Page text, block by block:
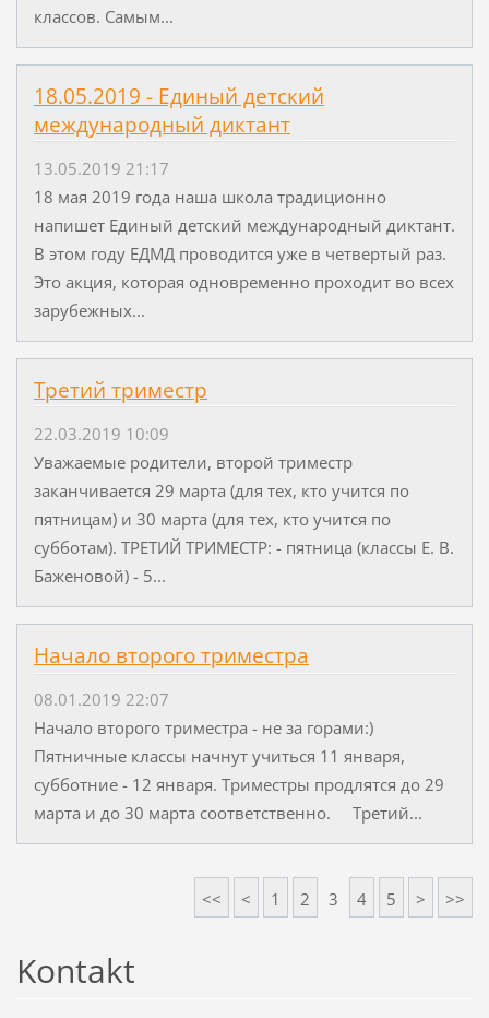
классов. Самым...
18.05.2019 - Единый детский
международный диктант
13.05.2019 21:17
18 мая 2019 года наша школа традиционно
напишет Единый детский международный диктант.
В этом году ЕДМД проводится уже в четвертый раз.
Это акция, которая одновременно проходит во всех
зарубежных...
Третий триместр
22.03.2019 10:09
Уважаемые родители, второй триместр
заканчивается 29 марта (для тех, кто учится по
пятницам) и 30 марта (для тех, кто учится по
субботам). ТРЕТИЙ ТРИМЕСТР: - пятница (классы Е. В.
Баженовой) - 5...
Начало второго триместра
08.01.2019 22:07
Начало второго триместра - не за горами:)
Пятничные классы начнут учиться 11 января,
субботние - 12 января. Триместры продлятся до 29
марта и до 30 марта соответственно. Третий...
<< < 1 2 3 4 5 > >>
Kontakt